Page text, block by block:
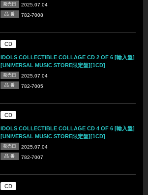
発売日 2025.07.04
品 番 782-7008
CD
IDOLS COLLECTIBLE COLLAGE CD 2 OF 6 [輸入盤]
[UNIVERSAL MUSIC STORE限定盤][1CD]
発売日 2025.07.04
品 番 782-7005
CD
IDOLS COLLECTIBLE COLLAGE CD 4 OF 6 [輸入盤]
[UNIVERSAL MUSIC STORE限定盤][1CD]
発売日 2025.07.04
品 番 782-7007
CD